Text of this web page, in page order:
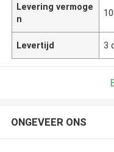
Levering vermoge
n
Levertijd 3
ONGEVEER ONS